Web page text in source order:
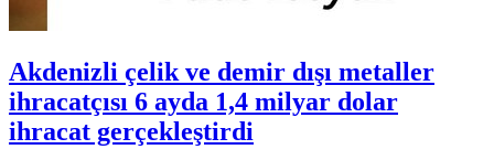
Akdenizli çelik ve demir dışı metaller
ihracatçısı 6 ayda 1,4 milyar dolar
ihracat gerçekleştirdi